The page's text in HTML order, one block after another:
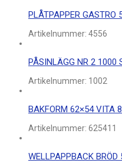
PLÅTPAPPER
Artikelnummer: 4556
PÅSINLÄGG NR 2 1000
Artikelnummer: 1002
BAKFORM 62×54 VITA
Artikelnummer: 625411
WELLPAPPBACK